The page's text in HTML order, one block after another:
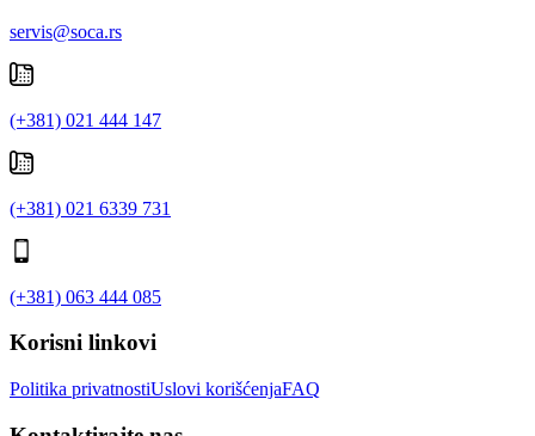
servis@soca.rs
(+381) 021 444 147
(+381) 021 6339 731
(+381) 063 444 085
Korisni linkovi
Politika privatnostiUslovi korišćenjaFAQ